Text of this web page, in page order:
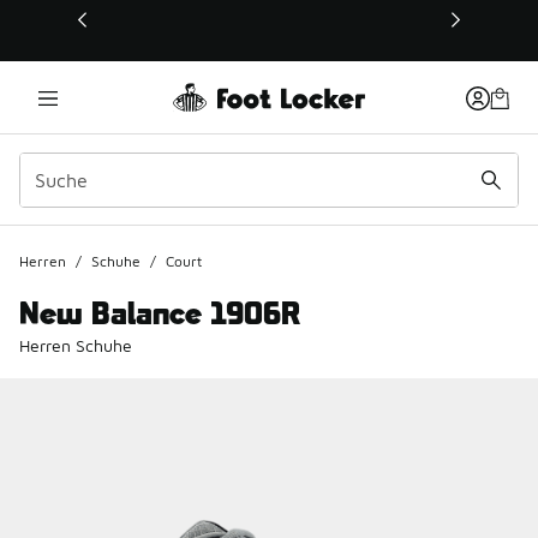
Dieser Link öffnet sich in einem neuen Fenster
Herren / Schuhe / Court
New Balance 1906R
Herren Schuhe